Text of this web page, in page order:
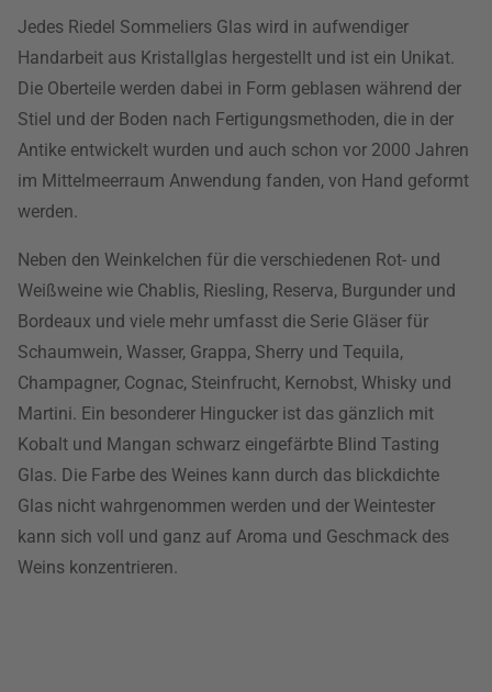
Jedes Riedel Sommeliers Glas wird in aufwendiger
Handarbeit aus Kristallglas hergestellt und ist ein Unikat.
Die Oberteile werden dabei in Form geblasen während der
Stiel und der Boden nach Fertigungsmethoden, die in der
Antike entwickelt wurden und auch schon vor 2000 Jahren
im Mittelmeerraum Anwendung fanden, von Hand geformt
werden.
Neben den Weinkelchen für die verschiedenen Rot- und
Weißweine wie Chablis, Riesling, Reserva, Burgunder und
Bordeaux und viele mehr umfasst die Serie Gläser für
Schaumwein, Wasser, Grappa, Sherry und Tequila,
Champagner, Cognac, Steinfrucht, Kernobst, Whisky und
Martini. Ein besonderer Hingucker ist das gänzlich mit
Kobalt und Mangan schwarz eingefärbte Blind Tasting
Glas. Die Farbe des Weines kann durch das blickdichte
Glas nicht wahrgenommen werden und der Weintester
kann sich voll und ganz auf Aroma und Geschmack des
Weins konzentrieren.